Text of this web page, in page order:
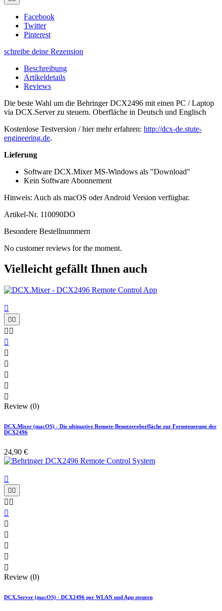
Facebook
Twitter
Pinterest
schreibe deine Rezension
Beschreibung
Artikeldetails
Reviews
Die beste Wahl um die Behringer DCX2496 mit einen PC / Laptop
via DCX.Server zu steuern. Oberfläche in Deutsch und Englisch
Kostenlose Testversion / hier mehr erfahren: http://dcx-de.stute-
engineering.de.
Lieferung
Software DCX.Mixer MS-Windows als "Download"
Kein Software Abonnement
Hinweis: Auch als macOS oder Android Version verfügbar.
Artikel-Nr. 110090DO
Besondere Bestellnummern
No customer reviews for the moment.
Vielleicht gefällt Ihnen auch

 
 






Review (0)
DCX.Mixer (macOS) - Die ultimative Remote-Benutzeroberfläche zur Fernsteuerung der
DCX2496
24,90 €

 
 






Review (0)
DCX.Server (macOS) - DCX2496 per WLAN und App steuern